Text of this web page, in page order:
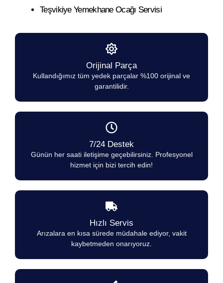
Teşvikiye Yemekhane Ocağı Servisi
Orijinal Parça
Kullandığımız tüm yedek parçalar %100 orijinal ve
garantilidir.
7/24 Destek
Günün her saati iletişime geçebilirsiniz. Profesyonel
hizmet için bizi tercih edin!
Hızlı Servis
Arızalara en kısa sürede müdahale ediyor, vakit
kaybetmeden onarıyoruz.